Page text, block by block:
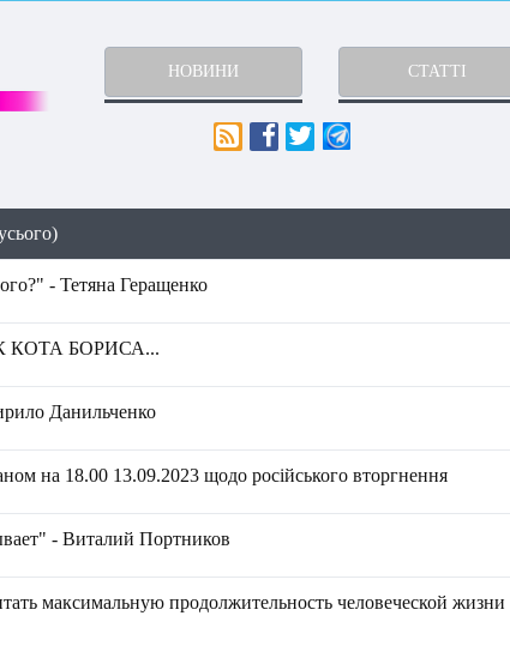
НОВИНИ СТАТТІ
- Тетяна Геращенко
КОТА БОРИСА...
Данильченко
на 18.00 13.09.2023 щодо російського вторгнення
- Виталий Портников
максимальную продолжительность человеческой жизни